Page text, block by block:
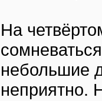
На
небольшие
неприятно.